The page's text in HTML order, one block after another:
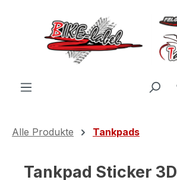
Zum Hauptinhalt springen
Alle Produkte Tankpads
Tankpad Sticker 3D